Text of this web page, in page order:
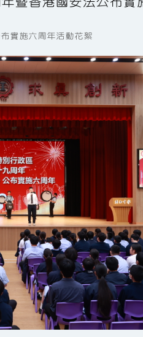
實施六周年活動花絮